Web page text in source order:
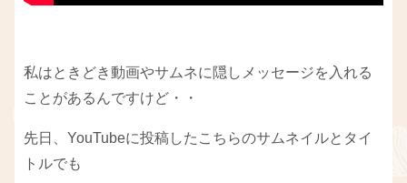
私はときどき動画やサムネに隠しメッセージを入れる
ことがあるんですけど・・
先日、YouTubeに投稿したこちらのサムネイルとタイ
トルでも